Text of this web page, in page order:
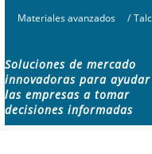
Materiales avanzados /
Soluciones de mercado
innovadoras para
las empresas a tomar
decisiones informadas